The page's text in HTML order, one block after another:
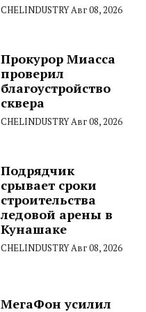
CHELINDUSTRYАвг 08, 2026
Прокурор Миасса
проверил
благоустройство
сквера
CHELINDUSTRYАвг 08, 2026
Подрядчик
срывает сроки
строительства
ледовой арены в
Кунашаке
CHELINDUSTRYАвг 08, 2026
МегаФон усилил